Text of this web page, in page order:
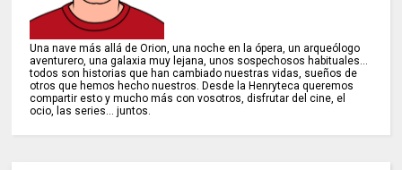
Una nave más allá de Orion, una noche en la ópera, un arqueólogo
aventurero, una galaxia muy lejana, unos sospechosos habituales...
todos son historias que han cambiado nuestras vidas, sueños de
otros que hemos hecho nuestros. Desde la Henryteca queremos
compartir esto y mucho más con vosotros, disfrutar del cine, el
ocio, las series... juntos.